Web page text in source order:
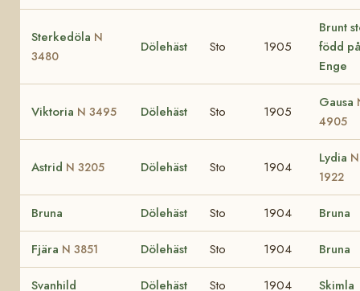
Sterkedöla N
3480
Dölehäst Sto 1905
Brunt
född
Enge
Viktoria N 3495 Dölehäst Sto 1905
Gausa
4905
Astrid N 3205 Dölehäst Sto 1904
Lydia N
1922
Bruna Dölehäst Sto 1904 Bruna
Fjära N 3851 Dölehäst Sto 1904 Bruna
Svanhild Dölehäst Sto 1904 Skimla